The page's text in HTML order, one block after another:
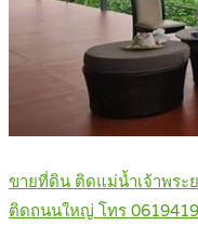
ขายที่ดิน ติดแม่น้ำเจ้าพระ
ติดถนนใหญ่ โทร